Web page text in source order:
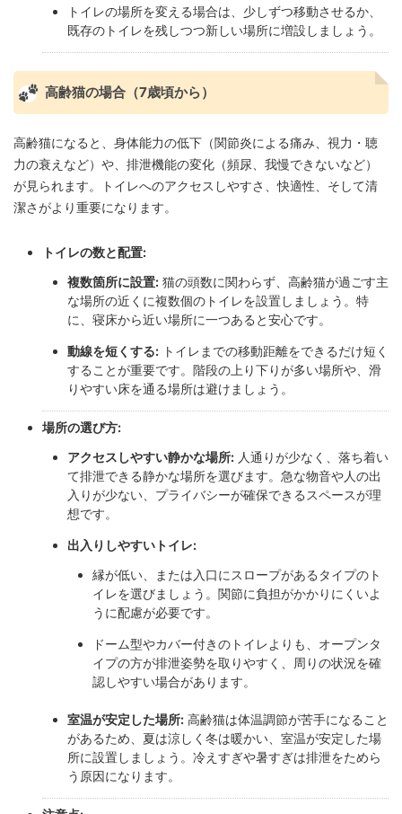
トイレの場所を変える場合は、少しずつ移動させるか、
既存のトイレを残しつつ新しい場所に増設しましょう。
高齢猫の場合（7歳頃から）
高齢猫になると、身体能力の低下（関節炎による痛み、視力・聴
力の衰えなど）や、排泄機能の変化（頻尿、我慢できないなど）
が見られます。トイレへのアクセスしやすさ、快適性、そして清
潔さがより重要になります。
トイレの数と配置:
複数箇所に設置: 猫の頭数に関わらず、高齢猫が過ごす主
な場所の近くに複数個のトイレを設置しましょう。特
に、寝床から近い場所に一つあると安心です。
動線を短くする: トイレまでの移動距離をできるだけ短く
することが重要です。階段の上り下りが多い場所や、滑
りやすい床を通る場所は避けましょう。
場所の選び方:
アクセスしやすい静かな場所: 人通りが少なく、落ち着い
て排泄できる静かな場所を選びます。急な物音や人の出
入りが少ない、プライバシーが確保できるスペースが理
想です。
出入りしやすいトイレ:
縁が低い、または入口にスロープがあるタイプのト
イレを選びましょう。関節に負担がかかりにくいよ
うに配慮が必要です。
ドーム型やカバー付きのトイレよりも、オープンタ
イプの方が排泄姿勢を取りやすく、周りの状況を確
認しやすい場合があります。
室温が安定した場所: 高齢猫は体温調節が苦手になること
があるため、夏は涼しく冬は暖かい、室温が安定した場
所に設置しましょう。冷えすぎや暑すぎは排泄をためら
う原因になります。